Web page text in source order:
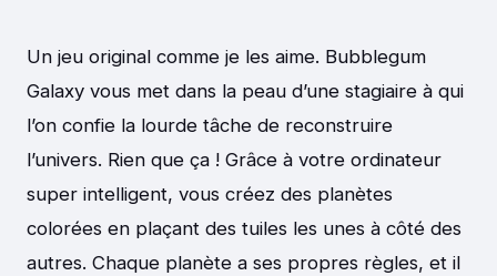
Un jeu original comme je les aime. Bubblegum
Galaxy vous met dans la peau d’une stagiaire à qui
l’on confie la lourde tâche de reconstruire
l’univers. Rien que ça ! Grâce à votre ordinateur
super intelligent, vous créez des planètes
colorées en plaçant des tuiles les unes à côté des
autres. Chaque planète a ses propres règles, et il